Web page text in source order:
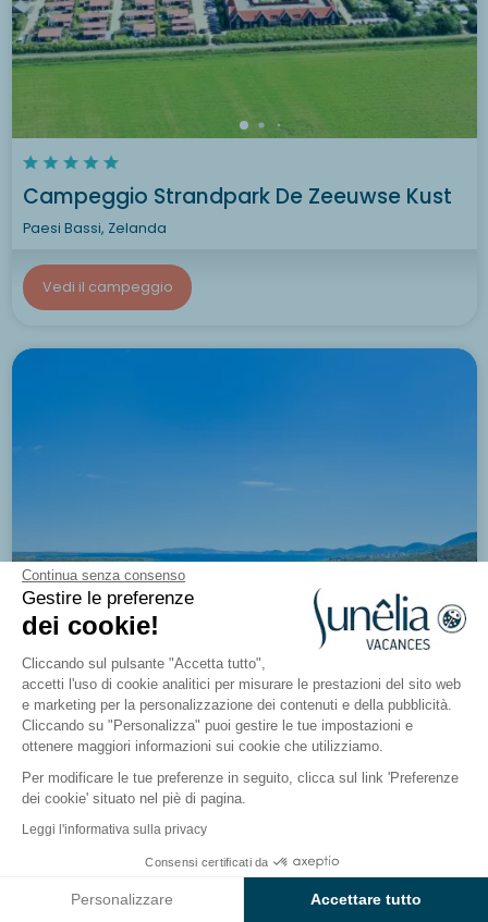
Continua senza consenso
Gestire le preferenze
dei cookie!
Cliccando sul pulsante "Accetta tutto",
accetti l'uso di cookie analitici per misurare le prestazioni del sito web
e marketing per la personalizzazione dei contenuti e della pubblicità.
Cliccando su "Personalizza" puoi gestire le tue impostazioni e
ottenere maggiori informazioni sui cookie che utilizziamo.
Per modificare le tue preferenze in seguito, clicca sul link 'Preferenze
dei cookie' situato nel piè di pagina.
Leggi l'informativa sulla privacy
Consensi certificati da
Personalizzare Accettare tutto
Campeggio Strandpark De Zeeuwse Kust
Paesi Bassi, Zelanda
Vedi il campeggio
Nuovo
Campeggio Baia Holiday Poljana
Mali Lošinj, Croazia
Vedi i risultati sulla mappa